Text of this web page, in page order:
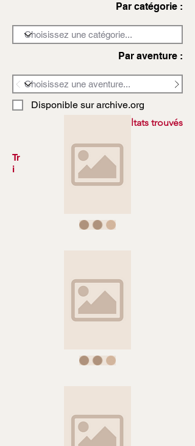
Par catégorie :
Par aventure :
Disponible sur archive.org
3972 résultats trouvés
Tr
i